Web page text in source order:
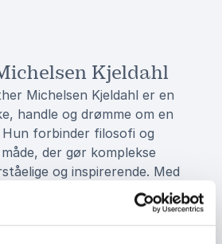
Kjeldahl
Michelsen Kjeldahl er en
handle og drømme om en
forbinder filosofi og
der gør komplekse
og inspirerende. Med
klimakrisen sat ind i en større
refleksion fører til handling, og
en nøgle til forandring.